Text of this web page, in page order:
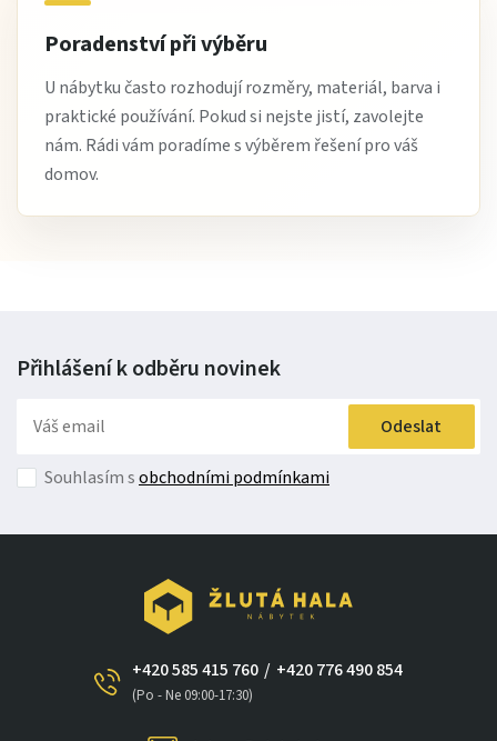
Poradenství při výběru
U nábytku často rozhodují rozměry, materiál, barva i
praktické používání. Pokud si nejste jistí, zavolejte
nám. Rádi vám poradíme s výběrem řešení pro váš
domov.
Přihlášení k odběru novinek
Odeslat
Souhlasím sobchodními podmínkami
+420 585 415 760
(Po - Ne 09:00-17:30)
/ +420 776 490 854